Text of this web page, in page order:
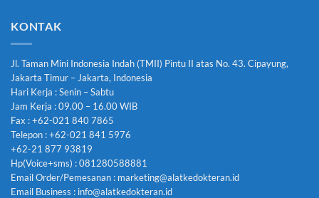
KONTAK
Jl. Taman Mini Indonesia Indah (TMII) Pintu II atas No. 43. Cipayung,
Jakarta Timur – Jakarta, Indonesia
Hari Kerja : Senin – Sabtu
Jam Kerja : 09.00 – 16.00 WIB
Fax : +62-021 840 7865
Telepon : +62-021 841 5976
+62-21 877 93819
Hp(Voice+sms) : 081280588881
Email Order/Pemesanan : marketing@alatkedokteran.id
Email Business : info@alatkedokteran.id